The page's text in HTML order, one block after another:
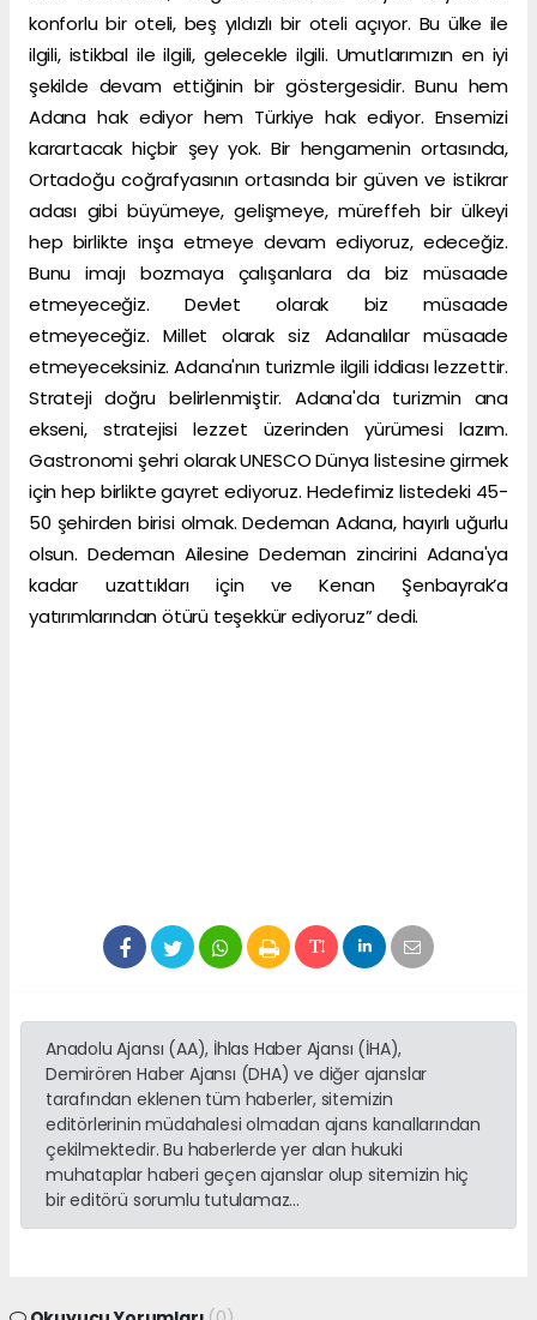
konforlu bir oteli, beş yıldızlı bir oteli açıyor. Bu ülke ile
ilgili, istikbal ile ilgili, gelecekle ilgili. Umutlarımızın en iyi
şekilde devam ettiğinin bir göstergesidir. Bunu hem
Adana hak ediyor hem Türkiye hak ediyor. Ensemizi
karartacak hiçbir şey yok. Bir hengamenin ortasında,
Ortadoğu coğrafyasının ortasında bir güven ve istikrar
adası gibi büyümeye, gelişmeye, müreffeh bir ülkeyi
hep birlikte inşa etmeye devam ediyoruz, edeceğiz.
Bunu imajı bozmaya çalışanlara da biz müsaade
etmeyeceğiz. Devlet olarak biz müsaade
etmeyeceğiz. Millet olarak siz Adanalılar müsaade
etmeyeceksiniz. Adana'nın turizmle ilgili iddiası lezzettir.
Strateji doğru belirlenmiştir. Adana'da turizmin ana
ekseni, stratejisi lezzet üzerinden yürümesi lazım.
Gastronomi şehri olarak UNESCO Dünya listesine girmek
için hep birlikte gayret ediyoruz. Hedefimiz listedeki 45-
50 şehirden birisi olmak. Dedeman Adana, hayırlı uğurlu
olsun. Dedeman Ailesine Dedeman zincirini Adana'ya
kadar uzattıkları için ve Kenan Şenbayrak’a
yatırımlarından ötürü teşekkür ediyoruz” dedi.
Anadolu Ajansı (AA), İhlas Haber Ajansı (İHA),
Demirören Haber Ajansı (DHA) ve diğer ajanslar
tarafından eklenen tüm haberler, sitemizin
editörlerinin müdahalesi olmadan ajans kanallarından
çekilmektedir. Bu haberlerde yer alan hukuki
muhataplar haberi geçen ajanslar olup sitemizin hiç
bir editörü sorumlu tutulamaz...